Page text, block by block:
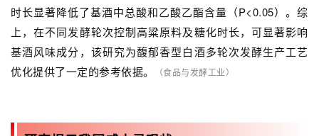
时长显著降低了基酒中总酸和乙酸乙酯含量（P<0.05）。综
上，在不同发酵轮次控制高粱原料及糖化时长，可显著影响
基酒风味成分，该研究为馥郁香型白酒多轮次发酵生产工艺
优化提供了一定的参考依据。
（食品与发酵工业）